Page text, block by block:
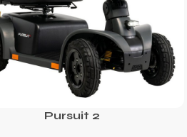
Pursuit 2